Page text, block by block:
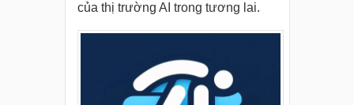
của thị trường AI trong tương lai.